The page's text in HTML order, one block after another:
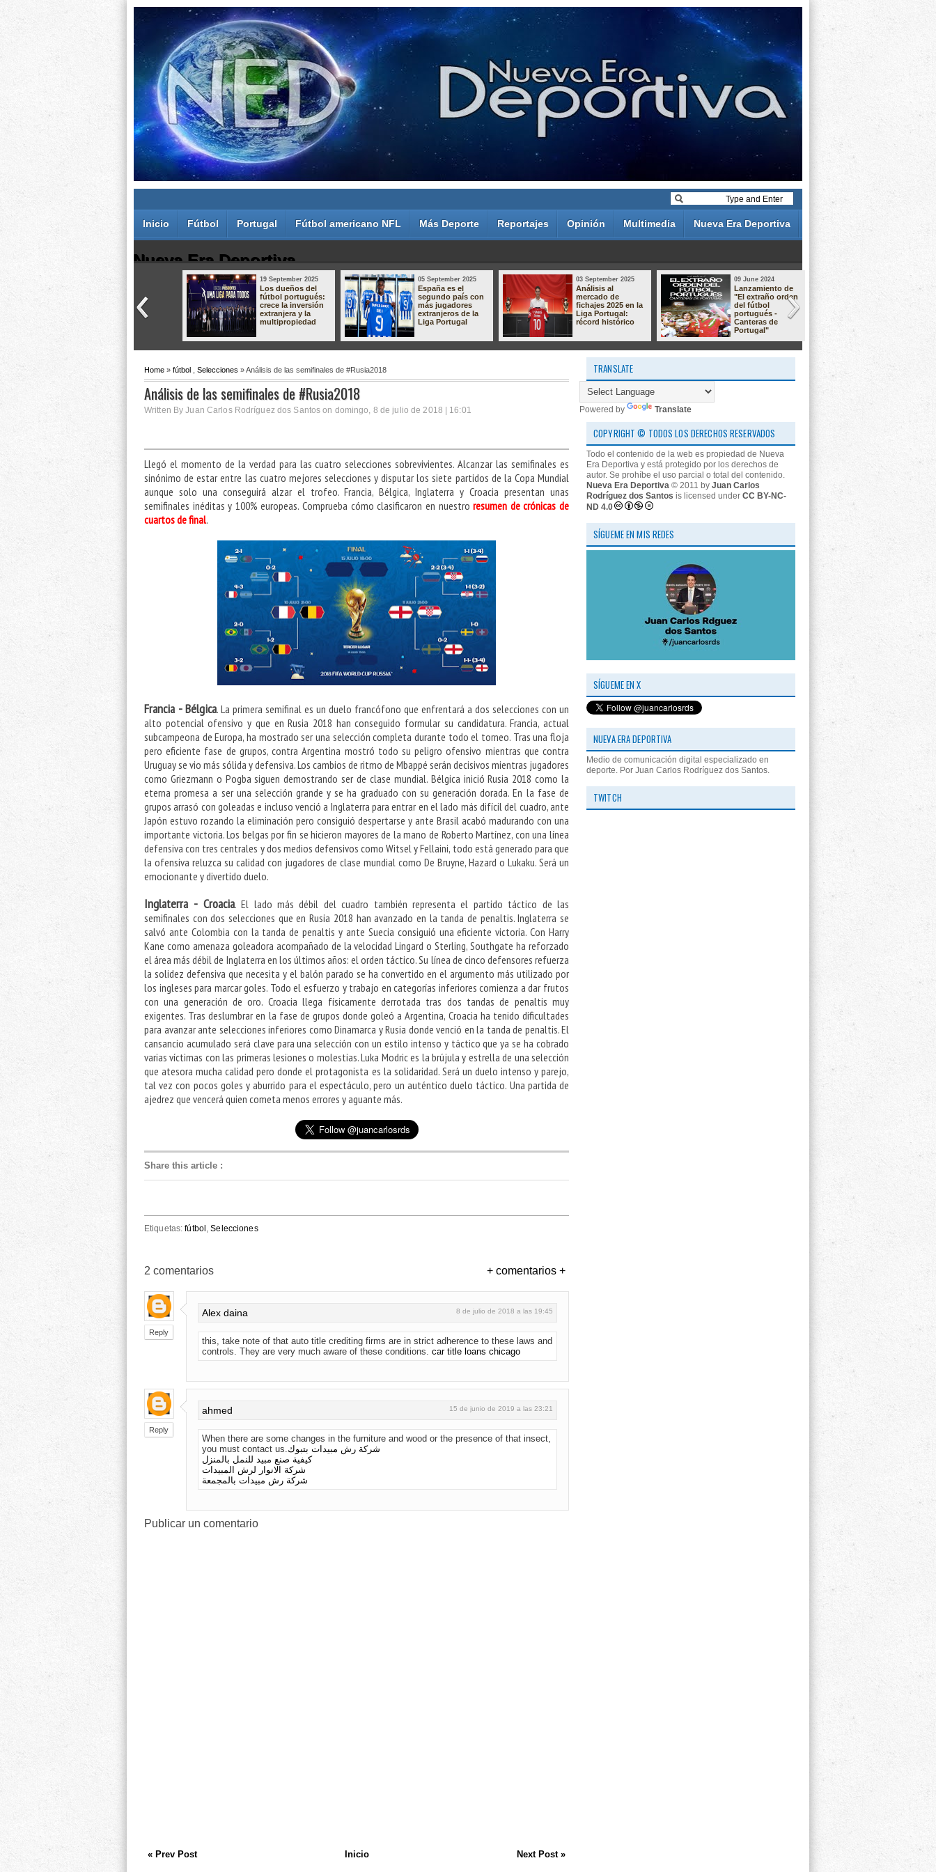
Inicio Fútbol Portugal Fútbol americano NFL Más Deporte Reportajes Opinión Multimedia Nueva Era Deportiva
Nueva Era Deportiva
Juan Carlos Rodríguez dos Santos
19 September 2025
Los dueños del
fútbol portugués:
crece la inversión
extranjera y la
multipropiedad
05 September 2025
España es el
segundo país con
más jugadores
extranjeros de la
Liga Portugal
03 September 2025
Análisis al
mercado de
fichajes 2025 en la
Liga Portugal:
récord histórico
09 June 2024
Lanzamiento de
"El extraño orden
del fútbol
portugués -
Canteras de
Portugal"
19 May 2024
Análisis de
Liga
23/24:
Home » fútbol Selecciones » Análisis de las semifinales de #Rusia2018
Análisis de las semifinales de #Rusia2018
Written By Juan Carlos Rodríguez dos Santos on domingo, 8 de julio de 2018 | 16:01
Llegó el momento de la verdad para las cuatro selecciones sobrevivientes. Alcanzar las semifinales es
sinónimo de estar entre las cuatro mejores selecciones y disputar los siete partidos de la Copa Mundial
aunque solo una conseguirá alzar el trofeo. Francia, Bélgica, Inglaterra y Croacia presentan unas
semifinales inéditas y 100% europeas. Comprueba cómo clasificaron en nuestroresumen de crónicas de
cuartos de final.
Francia - Bélgica. La primera semifinal es un duelo francófono que enfrentará a dos selecciones con un
alto potencial ofensivo y que en Rusia 2018 han conseguido formular su candidatura. Francia, actual
subcampeona de Europa, ha mostrado ser una selección completa durante todo el torneo. Tras una floja
pero eficiente fase de grupos, contra Argentina mostró todo su peligro ofensivo mientras que contra
Uruguay se vio más sólida y defensiva. Los cambios de ritmo de Mbappé serán decisivos mientras jugadores
como Griezmann o Pogba siguen demostrando ser de clase mundial. Bélgica inició Rusia 2018 como la
eterna promesa a ser una selección grande y se ha graduado con su generación dorada. En la fase de
grupos arrasó con goleadas e incluso venció a Inglaterra para entrar en el lado más difícil del cuadro, ante
Japón estuvo rozando la eliminación pero consiguió despertarse y ante Brasil acabó madurando con una
importante victoria. Los belgas por fin se hicieron mayores de la mano de Roberto Martínez, con una línea
defensiva con tres centrales y dos medios defensivos como Witsel y Fellaini, todo está generado para que
la ofensiva reluzca su calidad con jugadores de clase mundial como De Bruyne, Hazard o Lukaku. Será un
emocionante y divertido duelo.
Inglaterra - Croacia. El lado más débil del cuadro también representa el partido táctico de las
semifinales con dos selecciones que en Rusia 2018 han avanzado en la tanda de penaltis. Inglaterra se
salvó ante Colombia con la tanda de penaltis y ante Suecia consiguió una eficiente victoria. Con Harry
Kane como amenaza goleadora acompañado de la velocidad Lingard o Sterling, Southgate ha reforzado
el área más débil de Inglaterra en los últimos años: el orden táctico. Su línea de cinco defensores refuerza
la solidez defensiva que necesita y el balón parado se ha convertido en el argumento más utilizado por
los ingleses para marcar goles. Todo el esfuerzo y trabajo en categorías inferiores comienza a dar frutos
con una generación de oro. Croacia llega físicamente derrotada tras dos tandas de penaltis muy
exigentes. Tras deslumbrar en la fase de grupos donde goleó a Argentina, Croacia ha tenido dificultades
para avanzar ante selecciones inferiores como Dinamarca y Rusia donde venció en la tanda de penaltis. El
cansancio acumulado será clave para una selección con un estilo intenso y táctico que ya se ha cobrado
varias víctimas con las primeras lesiones o molestias. Luka Modric es la brújula y estrella de una selección
que atesora mucha calidad pero donde el protagonista es la solidaridad. Será un duelo intenso y parejo,
tal vez con pocos goles y aburrido para el espectáculo, pero un auténtico duelo táctico. Una partida de
ajedrez que vencerá quien cometa menos errores y aguante más.
Share this article :
Etiquetas:fútbol ,Selecciones
+ comentarios +
2 comentarios
Reply
Alex daina 8 de julio de 2018 a las 19:45
this, take note of that auto title crediting firms are in strict adherence to these laws and
controls. They are very much aware of these conditions. car title loans chicago
Reply
ahmed 15 de junio de 2019 a las 23:21
When there are some changes in the furniture and wood or the presence of that insect,
you must contact us.شركة رش مبيدات بتبوك
كيفية صنع مبيد للنمل بالمنزل
شركة الانوار لرش المبيدات
شركة رش مبيدات بالمجمعة
Publicar un comentario
« Prev Post Next Post »
Inicio
TRANSLATE
Powered by Translate
COPYRIGHT © TODOS LOS DERECHOS RESERVADOS
Todo el contenido de la web es propiedad de Nueva
Era Deportiva y está protegido por los derechos de
autor. Se prohíbe el uso parcial o total del contenido.
Nueva Era Deportiva © 2011 by Juan Carlos
Rodríguez dos Santos is licensed under CC BY-NC-
ND 4.0
SÍGUEME EN MIS REDES
SÍGUEME EN X
NUEVA ERA DEPORTIVA
Medio de comunicación digital especializado en
deporte. Por Juan Carlos Rodríguez dos Santos.
TWITCH